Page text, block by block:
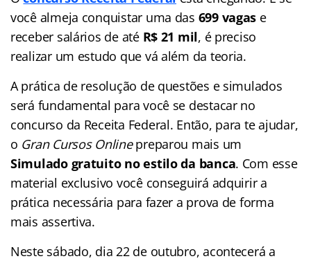
você almeja conquistar uma das 699 vagas e
receber salários de até R$ 21 mil, é preciso
realizar um estudo que vá além da teoria.
A prática de resolução de questões e simulados
será fundamental para você se destacar no
concurso da Receita Federal. Então, para te ajudar,
o Gran Cursos Onlinepreparou mais um
Simulado gratuito no estilo da banca. Com esse
material exclusivo você conseguirá adquirir a
prática necessária para fazer a prova de forma
mais assertiva.
Neste sábado, dia 22 de outubro, acontecerá a